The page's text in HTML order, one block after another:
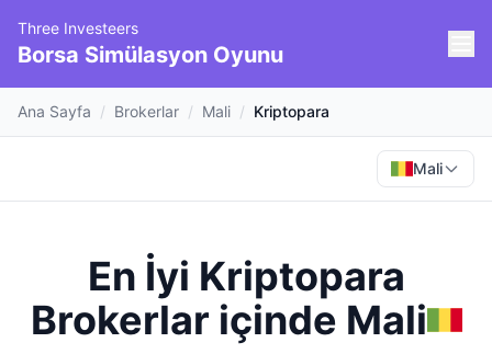
Three Investeers
Borsa Simülasyon Oyunu
Ana Sayfa / Brokerlar / Mali / Kriptopara
Mali
En İyi Kriptopara
Brokerlar içinde Mali